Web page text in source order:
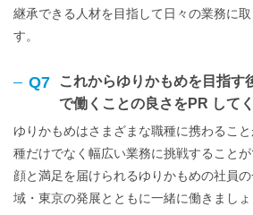
継承できる人材を目指して日々の業務に
す。
Q7
これからゆりかもめを目指す
で働くことの良さをPR してく
ゆりかもめはさまざまな職種に携わるこ
種だけでなく幅広い業務に挑戦すること
顔と満足を届けられるゆりかもめの社員
域・東京の発展とともに一緒に働きましょ